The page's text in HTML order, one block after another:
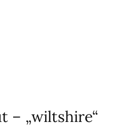
– „wiltshire“